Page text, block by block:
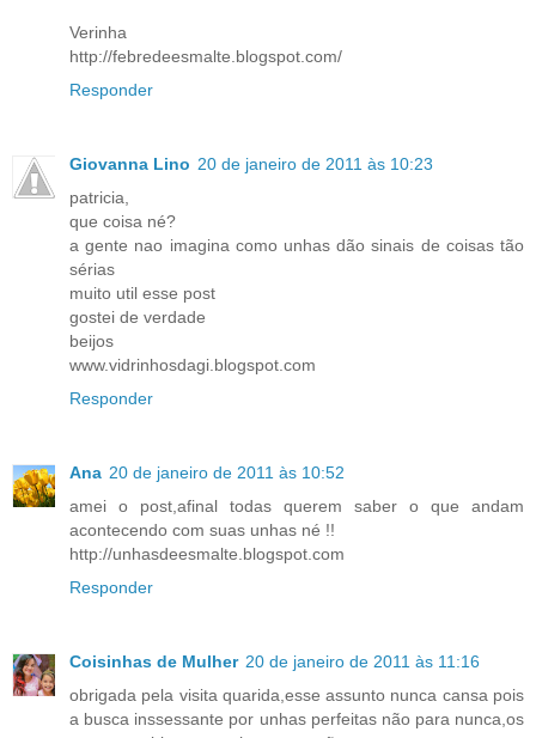
Verinha
http://febredeesmalte.blogspot.com/
Responder
Giovanna Lino 20 de janeiro de 2011 às 10:23
patricia,
que coisa né?
a gente nao imagina como unhas dão sinais de coisas tão
sérias
muito util esse post
gostei de verdade
beijos
www.vidrinhosdagi.blogspot.com
Responder
Ana 20 de janeiro de 2011 às 10:52
amei o post,afinal todas querem saber o que andam
acontecendo com suas unhas né !!
http://unhasdeesmalte.blogspot.com
Responder
Coisinhas de Mulher 20 de janeiro de 2011 às 11:16
obrigada pela visita quarida,esse assunto nunca cansa pois
a busca inssessante por unhas perfeitas não para nunca,os